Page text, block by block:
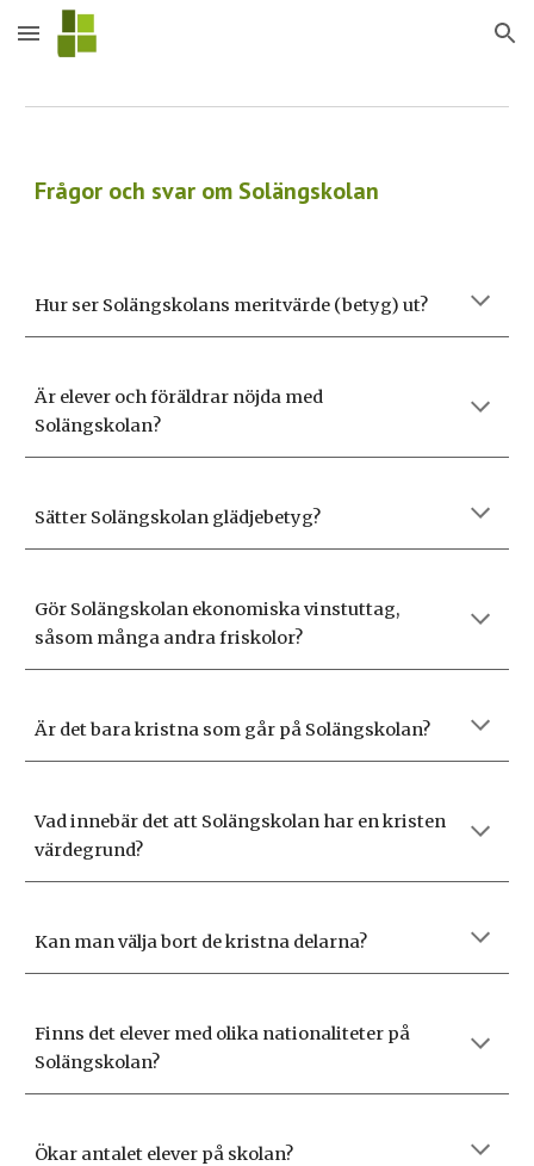
Skip to main content Skip to navigation
Frågor och svar om Solängskolan
Hur ser Solängskolans meritvärde (betyg) ut?
Är elever och föräldrar nöjda med
Solängskolan?
Sätter Solängskolan glädjebetyg?
Gör Solängskolan ekonomiska vinstuttag,
såsom många andra friskolor?
Är det bara kristna som går på Solängskolan?
Vad innebär det att Solängskolan har en kristen
värdegrund?
Kan man välja bort de kristna delarna?
Finns det elever med olika nationaliteter på
Solängskolan?
Ökar antalet elever på skolan?